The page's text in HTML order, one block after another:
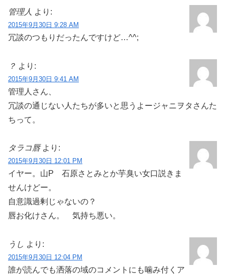
管理人 より:
2015年9月30日 9:28 AM
冗談のつもりだったんですけど…^^;
？ より:
2015年9月30日 9:41 AM
管理人さん、
冗談の通じない人たちが多いと思うよージャニヲタさんた
ちって。
タラコ唇 より:
2015年9月30日 12:01 PM
イヤー。山P 石原さとみとか芋臭い女口説きま
せんけどー。
自意識過剰じゃないの？
唇お化けさん。 気持ち悪い。
うし より:
2015年9月30日 12:04 PM
誰が読んでも洒落の域のコメントにも噛み付くア